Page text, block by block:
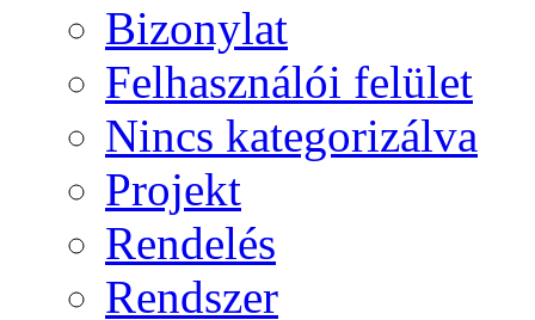
Bizonylat
Felhasználói felület
Nincs kategorizálva
Projekt
Rendelés
Rendszer